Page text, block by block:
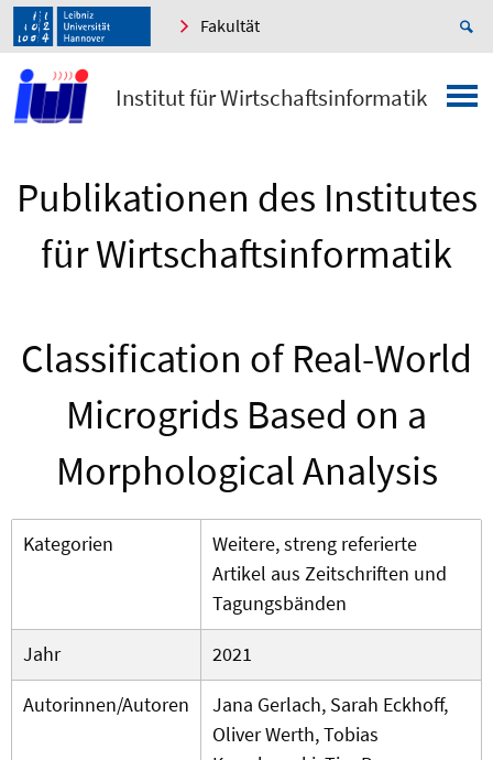
Fakultät
Institut für Wirtschaftsinformatik
Publikationen des Institutes
für Wirtschaftsinformatik
Classification of Real-World
Microgrids Based on a
Morphological Analysis
Kategorien
Weitere, streng referierte
Artikel aus Zeitschriften und
Tagungsbänden
Jahr
2021
Autorinnen/Autoren
Jana Gerlach, Sarah Eckhoff,
Oliver Werth, Tobias